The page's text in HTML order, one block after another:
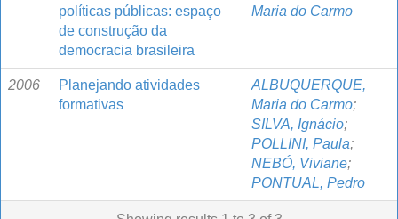
políticas públicas: espaço
de construção da
democracia brasileira
Maria do Carmo
2006
Planejando atividades
formativas
ALBUQUERQUE,
Maria do Carmo;
SILVA, Ignácio;
POLLINI, Paula;
NEBÓ, Viviane;
PONTUAL, Pedro